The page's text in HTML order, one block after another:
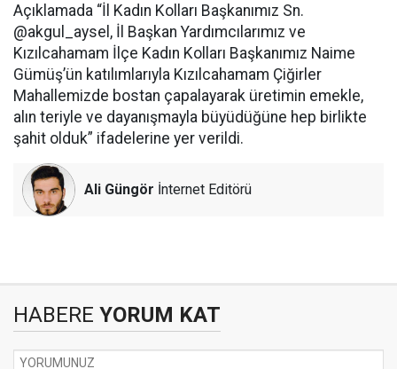
Açıklamada “İl Kadın Kolları Başkanımız Sn.
@akgul_aysel, İl Başkan Yardımcılarımız ve
Kızılcahamam İlçe Kadın Kolları Başkanımız Naime
Gümüş’ün katılımlarıyla Kızılcahamam Çiğirler
Mahallemizde bostan çapalayarak üretimin emekle,
alın teriyle ve dayanışmayla büyüdüğüne hep birlikte
şahit olduk” ifadelerine yer verildi.
Ali Güngör İnternet Editörü
HABERE YORUM KAT